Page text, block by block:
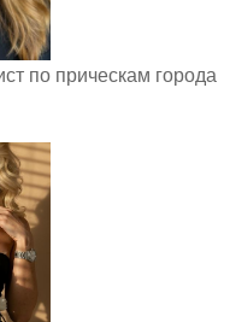
по прическам города